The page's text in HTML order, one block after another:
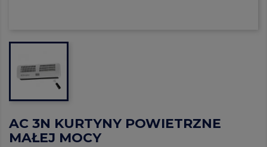
AC 3N KURTYNY POWIETRZNE
MAŁEJ MOCY